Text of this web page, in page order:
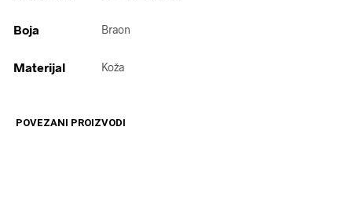
Boja Braon
Materijal Koža
POVEZANI PROIZVODI